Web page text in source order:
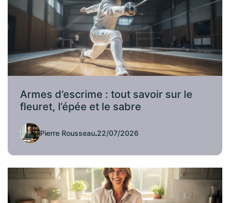
Armes d’escrime : tout savoir sur le
fleuret, l’épée et le sabre
Pierre Rousseau.22/07/2026